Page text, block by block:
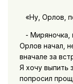
«Ну, Орлов,
- Миряночка,
Орлов начал,
вначале за
Я хочу выпить
попросил